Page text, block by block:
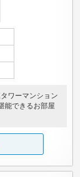
ワーマンション
能できるお部屋